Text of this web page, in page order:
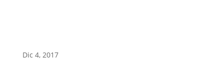
Dic 4, 2017